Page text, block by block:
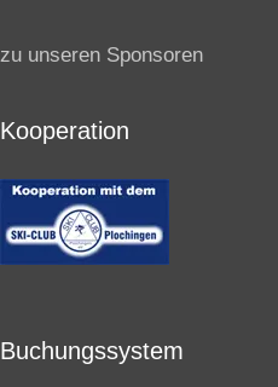
zu unseren Sponsoren
Kooperation
Buchungssystem